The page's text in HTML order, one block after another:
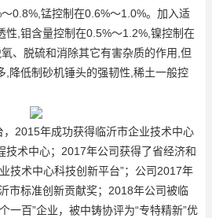
0.8%,锰控制在0.6%～1.0%。加入适
性,钼含量控制在0.5%～1.2%,镍控制在
、脱硫和消除其它有害杂质的作用,但
,降低制砂机锤头的强韧性,稀土一般控
，2015年成功获得临沂市企业技术中心
技术中心；2017年公司获得了省经济和
技术中心科技创新平台”；公司2017年
市标准创新贡献奖；2018年公司被临
一百”企业，被中铸协评为“专特精新”优